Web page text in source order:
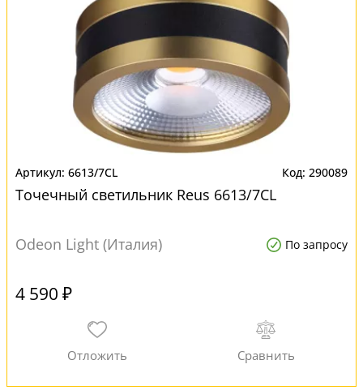
6613/7CL 290089
Точечный светильник Reus 6613/7CL
Odeon Light (Италия) По запросу
4 590 ₽